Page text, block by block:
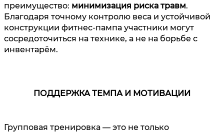
преимущество: минимизация риска травм.
Благодаря точному контролю веса и устойчивой
конструкции фитнес-пампа участники могут
сосредоточиться на технике, а не на борьбе с
инвентарём.
ПОДДЕРЖКА ТЕМПА И МОТИВАЦИИ
Групповая тренировка — это не только